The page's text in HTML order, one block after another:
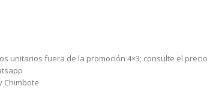
unitarios fuera de la promoción 4×3; consulte el precio
Chimbote